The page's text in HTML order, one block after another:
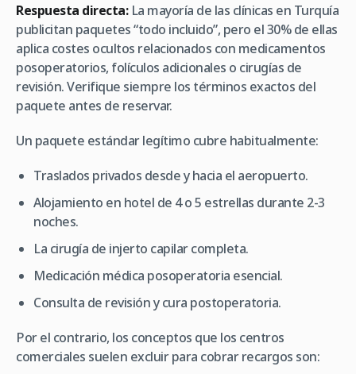
Respuesta directa:La mayoría de las clínicas en Turquía
publicitan paquetes “todo incluido”, pero el 30% de ellas
aplica costes ocultos relacionados con medicamentos
posoperatorios, folículos adicionales o cirugías de
revisión. Verifique siempre los términos exactos del
paquete antes de reservar.
Un paquete estándar legítimo cubre habitualmente:
Traslados privados desde y hacia el aeropuerto.
Alojamiento en hotel de 4 o 5 estrellas durante 2-3
noches.
La cirugía de injerto capilar completa.
Medicación médica posoperatoria esencial.
Consulta de revisión y cura postoperatoria.
Por el contrario, los conceptos que los centros
comerciales suelen excluir para cobrar recargos son: